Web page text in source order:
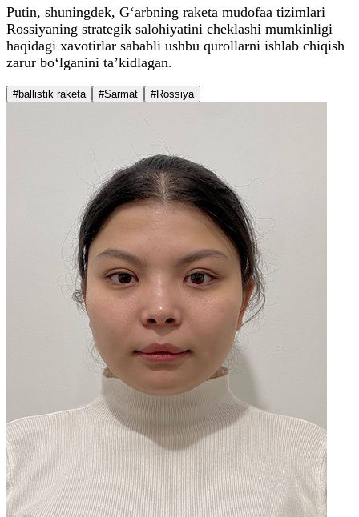
Putin, shuningdek, G‘arbning raketa mudofaa tizimlari
Rossiyaning strategik salohiyatini cheklashi mumkinligi
haqidagi xavotirlar sababli ushbu qurollarni ishlab chiqish
zarur bo‘lganini ta’kidlagan.
#ballistik raketa #Sarmat #Rossiya